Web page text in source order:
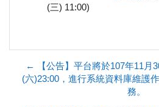
(三) 11:00)
← 【公告】平台將於107年11月
(六)23:00，進行系統資料庫維護
務。